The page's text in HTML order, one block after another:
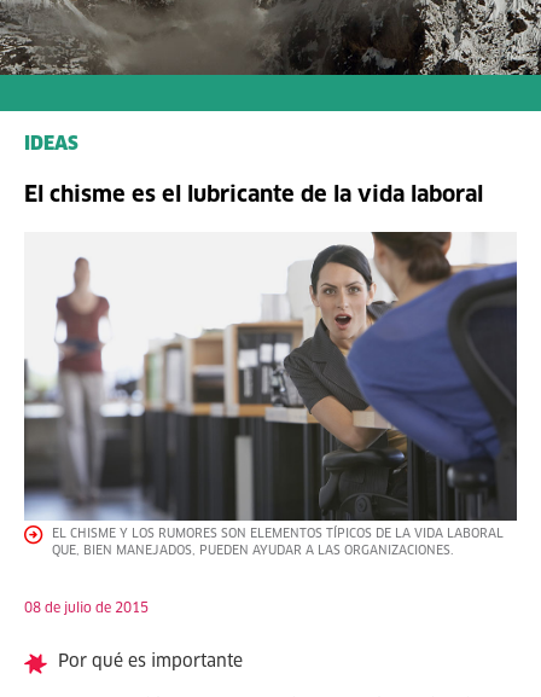
IDEAS
El chisme es el lubricante de la vida laboral
EL CHISME Y LOS RUMORES SON ELEMENTOS TÍPICOS DE LA VIDA LABORAL
QUE, BIEN MANEJADOS, PUEDEN AYUDAR A LAS ORGANIZACIONES.
08 de julio de 2015
Por qué es importante